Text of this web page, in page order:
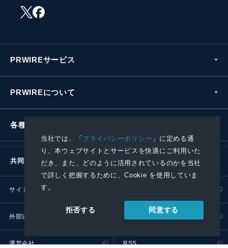
当社では、「プライバシーポリシー 」に定める通
り、本ウェブサイトとサービスを快適にご利用いた
だき、また、どのように活用されているのかを当社
で詳しく把握するために、Cookie を使用していま
す。
拒否する 同意する
PRWIREサービス
PRWIREについて
各種お問い合わせ
共同通信社グループ
サイトポリシー
外部送信ポリシー プレスリリース取扱基準
運営会社 RSS